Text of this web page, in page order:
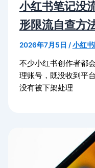
小红书笔记没
形限流自查方
2026年7月5日 /小红
不少小红书创作者都
理账号，既没收到平
没有被下架处理